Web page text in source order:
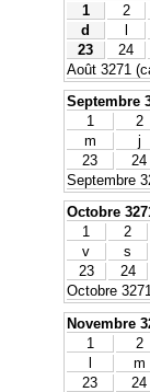
1
2
d
23
24
Août 3271
Septembre
1
2
m
j
23
24
Septembre
Octobre
1
2
v
s
23
24
Octobre
Novembre
1
2
l
m
23
24